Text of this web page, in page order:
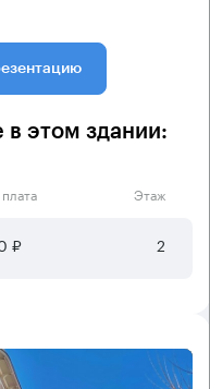
этом здании:
Этаж
₽ 2